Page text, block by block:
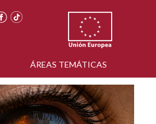
ÁREAS TEMÁTICAS